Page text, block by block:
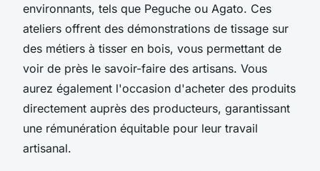
environnants, tels que Peguche ou Agato. Ces
ateliers offrent des démonstrations de tissage sur
des métiers à tisser en bois, vous permettant de
voir de près le savoir-faire des artisans. Vous
aurez également l'occasion d'acheter des produits
directement auprès des producteurs, garantissant
une rémunération équitable pour leur travail
artisanal.